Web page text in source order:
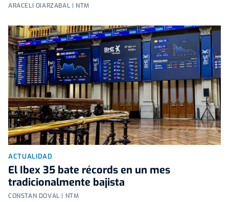
ARACELI OIARZABAL | NTM
ACTUALIDAD
El Ibex 35 bate récords en un mes
tradicionalmente bajista
CONSTAN DOVAL | NTM